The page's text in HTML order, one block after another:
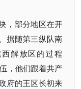
，部分地区在开
据随第三纵队南
解放区的过程
，他们跟着共产
府的王区长初来